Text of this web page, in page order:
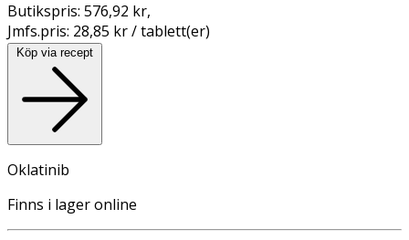
Butikspris: 576,92 kr,
Jmfs.pris: 28,85 kr / tablett(er)
Köp via recept
Oklatinib
Finns i lager online